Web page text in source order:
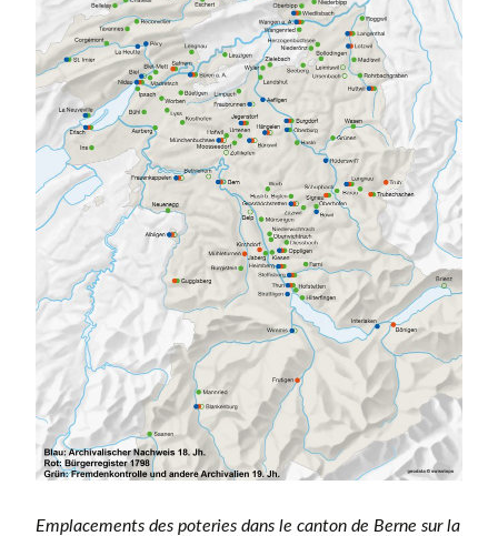
Emplacements des poteries dans le canton de Berne sur la